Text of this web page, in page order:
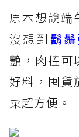
原本想說端
沒想到 鬍鬚
艷，肉控可
好料，囤貨
菜超方便。